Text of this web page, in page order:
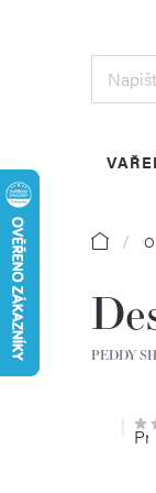
Domů
PEDDY